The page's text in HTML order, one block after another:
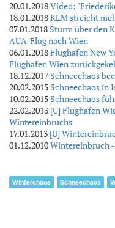
20.01.2018Video:
18.01.2018KLM streicht
07.01.2018 Sturm über den
AUA-Flug nach Wien
06.01.2018Flughafen New
Flughafen Wien
18.12.2017 Schneechaos
20.02.2015 Schneechaos in
10.02.2015 Schneechaos
22.02.2013 [U] Flughafen
Wintereinbruchs
17.01.2013 [U]
01.12.2010Wintereinbruch -
Winterchaos Schneechaos